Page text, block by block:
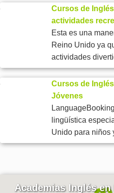
Cursos de
actividades
Esta es una
Reino Unido ya
actividades
Cursos de
Jóvenes
lingüística
Unido para niños
Academias Inglés en